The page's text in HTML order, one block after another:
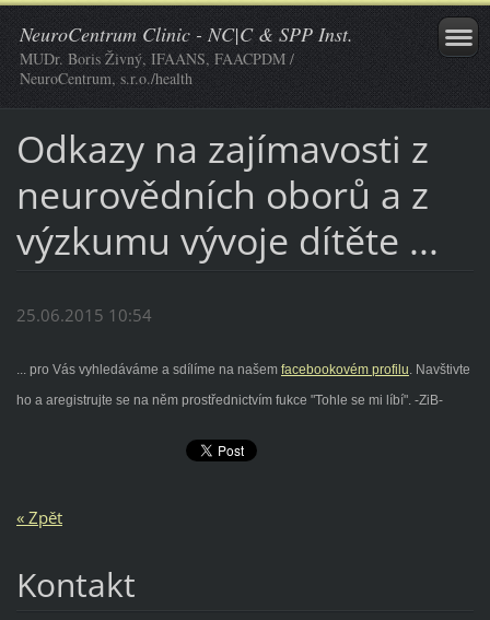
NeuroCentrum Clinic - NC|C & SPP Inst.
MUDr. Boris Živný, IFAANS, FAACPDM /
NeuroCentrum, s.r.o./health
Odkazy na zajímavosti z
neurovědních oborů a z
výzkumu vývoje dítěte ...
25.06.2015 10:54
... pro Vás vyhledáváme a sdílíme na našem facebookovém profilu. Navštivte
ho a aregistrujte se na něm prostřednictvím fukce "Tohle se mi líbí". -ZiB-
« Zpět
Kontakt